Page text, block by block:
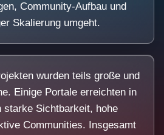
Community-Aufbau und
Skalierung umgeht.
wurden teils große und
Einige Portale erreichten in
starke Sichtbarkeit, hohe
Communities. Insgesamt